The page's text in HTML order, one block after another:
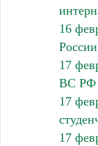
16
России
17
ВС РФ
17
17